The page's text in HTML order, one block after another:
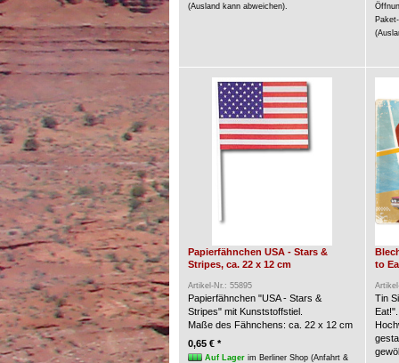
(Ausland kann abweichen).
Papierfähnchen USA - Stars &
Stripes, ca. 22 x 12 cm
Artikel-Nr.: 55895
Papierfähnchen "USA - Stars &
Stripes" mit Kunststoffstiel.
Maße des Fähnchens: ca. 22 x 12 cm
0,65 € *
Auf Lagerim Berliner Shop (Anfahrt &
to
Tin
Eat!".